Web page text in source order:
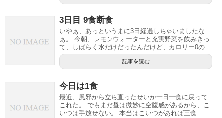
3日目 9食断食
いやぁ、あっというまに3日経過しちゃいましたな
ぁ。 今朝、レモンウォーターと充実野菜を飲みきっ
て、しばらく水だけだったんだけど、カロリー0の...
記事を読む
今日は1食
最近、風邪から立ち直ったせいか一日一食に戻って
これた。 でもまだ昼は微妙に空腹感があるから、こ
いつは手放せない。 本当はこいつがあれば三食...